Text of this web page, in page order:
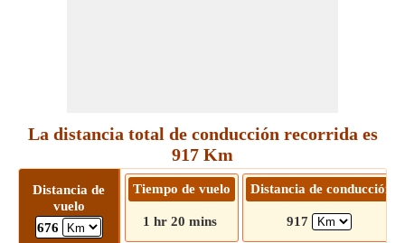
La distancia total de conducción recorrida es
917 Km
Distancia de
vuelo
676
Tiempo de vuelo
1 hr 20 mins
Distancia de conducción
917